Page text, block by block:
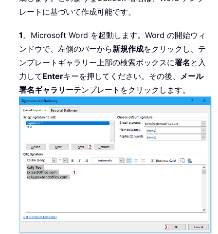
レートに基づいて作成可能です。
1。Microsoft Word を起動します。Word の開始ウィ
ンドウで、左側のバーから新規作成をクリックし、テ
ンプレートギャラリー上部の検索ボックスに署名 と入
力してEnterキーを押してください。その後、 メール
署名ギャラリーテンプレートをクリックします。